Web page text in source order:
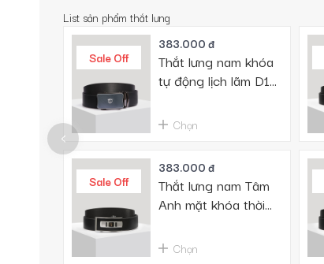
List sản phẩm thắt lưng
Sale Off
383.000 đ
Thắt lưng nam khóa
tự động lịch lãm D12-
Chọn
Sale Off
383.000 đ
Thắt lưng nam Tâm
Anh mặt khóa thời
Chọn